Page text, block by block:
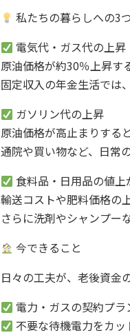
私たちの暮らしへの3
電気代・ガス代の上昇
原油価格が約30％上昇す
固定収入の年金生活では
ガソリン代の上昇
原油価格が高止まりする
通院や買い物など、日常
食料品・日用品の値上
輸送コストや肥料価格の
さらに洗剤やシャンプー
今できること
日々の工夫が、老後資金
電力・ガスの契約プラ
不要な待機電力をカ